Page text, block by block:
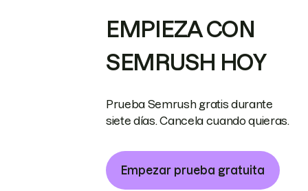
EMPIEZA CON
SEMRUSH HOY
Prueba Semrush gratis durante
siete días. Cancela cuando quieras.
Empezar prueba gratuita